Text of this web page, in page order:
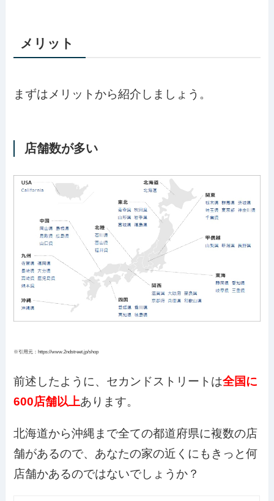
メリット
まずはメリットから紹介しましょう。
店舗数が多い
※引用元：https://www.2ndstreet.jp/shop
前述したように、セカンドストリートは全国に
600店舗以上あります。
北海道から沖縄まで全ての都道府県に複数の店
舗があるので、あなたの家の近くにもきっと何
店舗かあるのではないでしょうか？